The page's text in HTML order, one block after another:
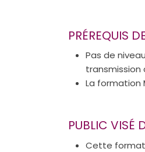
PRÉREQUIS
Pas de
transmission
La formation
PUBLIC VISÉ
Cette